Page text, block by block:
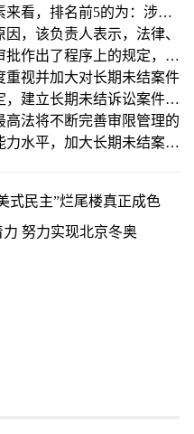
关问题回答了记者提问。
22日，共清理1年以上未
上长期未结执行案件8321
看，排名前5的为：涉及
估、鉴定、审计2248件；
等待刑事案件侦查处理结果
544件。一个案件往往包含
，该负责人表示，法律、
作出了程序上的规定，但
申请等，并未明确提出申请
有的法官处理新类型及复
”审理缺乏科学规划，存在
长。有的法官在办理案件
视并加大对长期未结案件
建立长期未结诉讼案件清
台，定期印发通报，努力控
各地法院结合实际进行探
法将不断完善审限管理的
水平，加大长期未结案件
责人说。
式民主”烂尾楼真正成色
努力实现北京冬奥